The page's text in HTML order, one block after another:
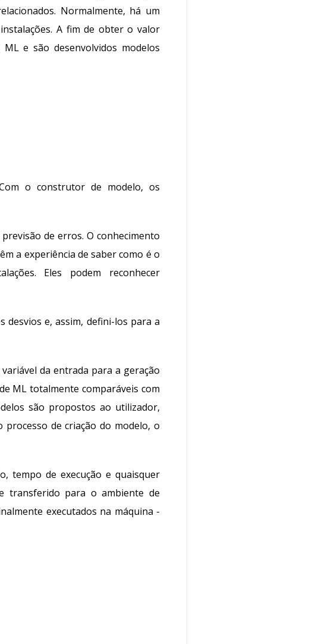
Normalmente, há um
A fim de obter o valor
e são desenvolvidos modelos
o construtor de modelo, os
de erros. O conhecimento
a experiência de saber como é o
Eles podem reconhecer
desvios e, assim, defini-los para a
da entrada para a geração
ML totalmente comparáveis com
são propostos ao utilizador,
de criação do modelo, o
tempo de execução e quaisquer
transferido para o ambiente de
executados na máquina -